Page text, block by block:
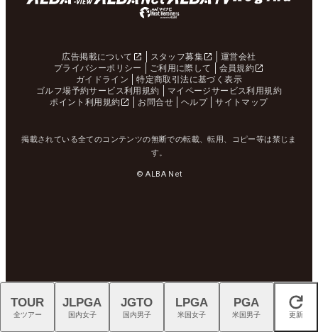
広告掲載について スタッフ募集
運営会社
プライバシーポリシー
ご利用に際して
会員規約
ガイドライン
特定商取引法に基づく表示
ゴルフ場予約サービス利用規約
マイページサービス利用規約
ポイント利用規約
お問合せ ヘルプ サイトマップ
掲載されている全てのコンテンツの無断での転載、転用、コピー等は禁じま
す。
© ALBA Net
閉じる
TOUR
全ツアー
JLPGA
国内女子
JGTO
国内男子
LPGA
米国女子
PGA
米国男子 更新